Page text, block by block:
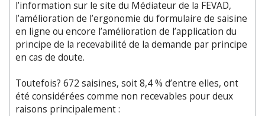
l’information sur le site du Médiateur de la FEVAD,
l’amélioration de l’ergonomie du formulaire de saisine
en ligne ou encore l’amélioration de l’application du
principe de la recevabilité de la demande par principe
en cas de doute.
Toutefois? 672 saisines, soit 8,4 % d’entre elles, ont
été considérées comme non recevables pour deux
raisons principalement :